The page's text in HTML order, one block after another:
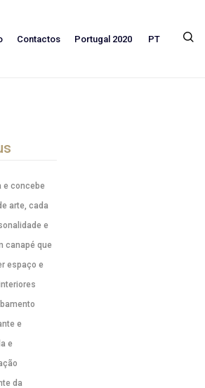
Contactos Portugal 2020 PT
e concebe
arte, cada
e
canapé que
espaço e
e
e
da